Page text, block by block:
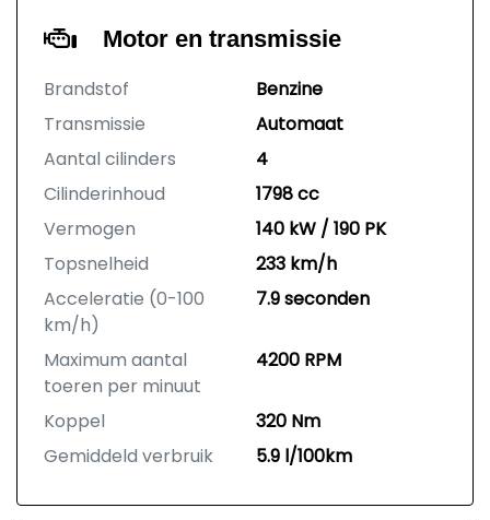
Motor en transmissie
Brandstof
Benzine
Transmissie
Automaat
Aantal cilinders
4
Cilinderinhoud
1798 cc
Vermogen
140 kW / 190 PK
Topsnelheid
233 km/h
Acceleratie (0-100
km/h)
7.9 seconden
Maximum aantal
toeren per minuut
4200 RPM
Koppel
320 Nm
Gemiddeld verbruik
5.9 l/100km